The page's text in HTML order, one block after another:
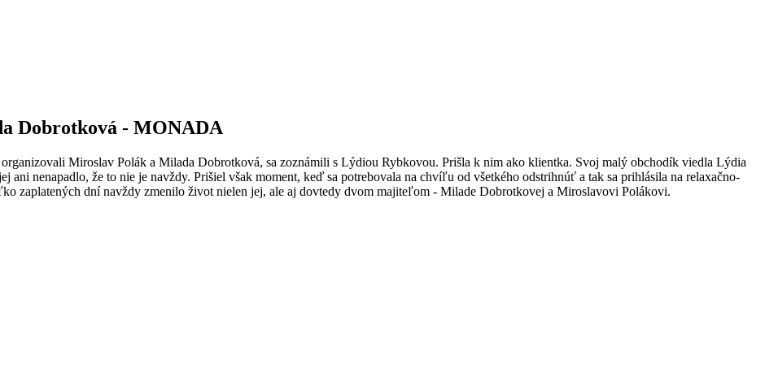
Dobrotková - MONADA
Miroslav Polák a Milada Dobrotková, sa zoznámili s Lýdiou Rybkovou. Prišla k nim ako klientka. Svoj malý obchodík viedla Lýdia
ani nenapadlo, že to nie je navždy. Prišiel však moment, keď sa potrebovala na chvíľu od všetkého odstrihnúť a tak sa prihlásila na relaxačno-
zaplatených dní navždy zmenilo život nielen jej, ale aj dovtedy dvom majiteľom - Milade Dobrotkovej a Miroslavovi Polákovi.